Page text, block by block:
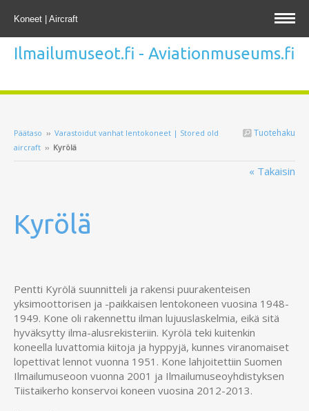
Koneet | Aircraft
Ilmailumuseot.fi - Aviationmuseums.fi
Tuotehaku
Päätaso ›› Varastoidut vanhat lentokoneet | Stored old
aircraft ›› Kyrölä
« Takaisin
Kyrölä
Pentti Kyrölä suunnitteli ja rakensi puurakenteisen
yksimoottorisen ja -paikkaisen lentokoneen vuosina 1948-
1949. Kone oli rakennettu ilman lujuuslaskelmia, eikä sitä
hyväksytty ilma-alusrekisteriin. Kyrölä teki kuitenkin
koneella luvattomia kiitoja ja hyppyjä, kunnes viranomaiset
lopettivat lennot vuonna 1951. Kone lahjoitettiin Suomen
Ilmailumuseoon vuonna 2001 ja Ilmailumuseoyhdistyksen
Tiistaikerho konservoi koneen vuosina 2012-2013.